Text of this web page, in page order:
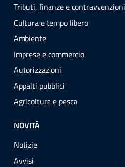
Tributi, finanze e contravvenzioni
Cultura e tempo libero
Ambiente
Imprese e commercio
Autorizzazioni
Appalti pubblici
Agricoltura e pesca
NOVITÀ
Notizie
Avvisi